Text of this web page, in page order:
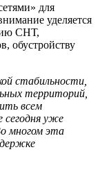
для
уделяется
СНТ,
обустройству
стабильности,
территорий,
всем
сегодня уже
многом эта